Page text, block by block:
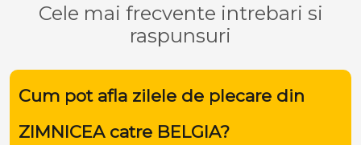
Cele mai frecvente intrebari si
raspunsuri
Cum pot afla zilele de plecare din
ZIMNICEA catre BELGIA?